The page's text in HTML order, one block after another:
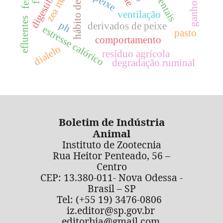
derivados de peixe
comportamento
estresse calórico
ventilação
ph
resíduo agrícola
degradação ruminal
efluentes pasto
dialelo
Boletim de Indústria
Animal
Instituto de Zootecnia
Rua Heitor Penteado, 56 –
Centro
CEP: 13.380-011- Nova Odessa -
Brasil – SP
Tel: (+55 19) 3476-0806
iz.editor@sp.gov.br